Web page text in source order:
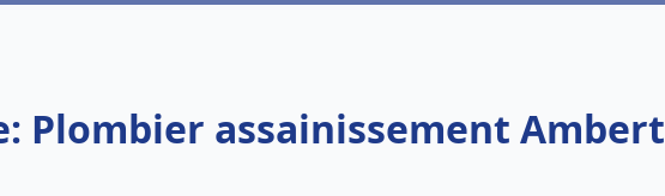
Plombier assainissement Ambert